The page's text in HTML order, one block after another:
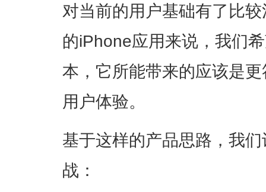
对当前的用户基础有了比
的iPhone应用来说，我们
本，它所能带来的应该是
用户体验。
基于这样的产品思路，我
战：